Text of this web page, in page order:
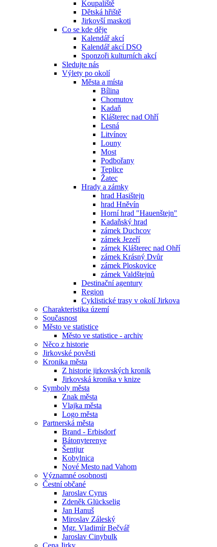
Koupaliště
Dětská hřiště
Jirkovší maskoti
Co se kde děje
Kalendář akcí
Kalendář akcí DSO
Sponzoři kulturních akcí
Sledujte nás
Výlety po okolí
Města a místa
Bílina
Chomutov
Kadaň
Klášterec nad Ohří
Lesná
Litvínov
Louny
Most
Podbořany
Teplice
Žatec
Hrady a zámky
hrad Hasištejn
hrad Hněvín
Horní hrad "Hauenštejn"
Kadaňský hrad
zámek Duchcov
zámek Jezeří
zámek Klášterec nad Ohří
zámek Krásný Dvůr
zámek Ploskovice
zámek Valdštejnů
Destinační agentury
Region
Cyklistické trasy v okolí Jirkova
Charakteristika území
Současnost
Město ve statistice
Město ve statistice - archiv
Něco z historie
Jirkovské pověsti
Kronika města
Z historie jirkovských kronik
Jirkovská kronika v knize
Symboly města
Znak města
Vlajka města
Logo města
Partnerská města
Brand - Erbisdorf
Bátonyterenye
Šentjur
Kobylnica
Nové Mesto nad Vahom
Významné osobnosti
Čestní občané
Jaroslav Cyrus
Zdeněk Glückselig
Jan Hanuš
Miroslav Záleský
Mgr. Vladimír Bečvář
Jaroslav Cinybulk
Cena Jirky